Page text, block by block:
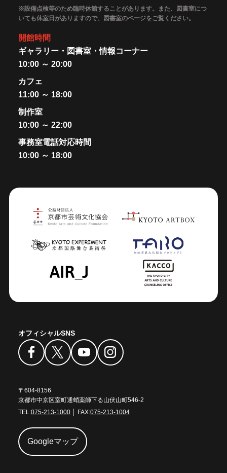
※設備点検等のため臨時休館することがあります。また、図書室につ
いても休室日がありますので、図書室のページをご覧ください。
開館時間
ギャラリー・図書室・情報コーナー
10:00 ～ 20:00
カフェ
11:00 ～ 18:00
制作室
10:00 ～ 22:00
事務室電話対応時間
10:00 ～ 18:00
オフィシャルSNS
〒604-8156
京都市中京区室町通蛸薬師下る山伏山町546-2
TEL:075-213-1000│ FAX:075-213-1004
Googleマップ